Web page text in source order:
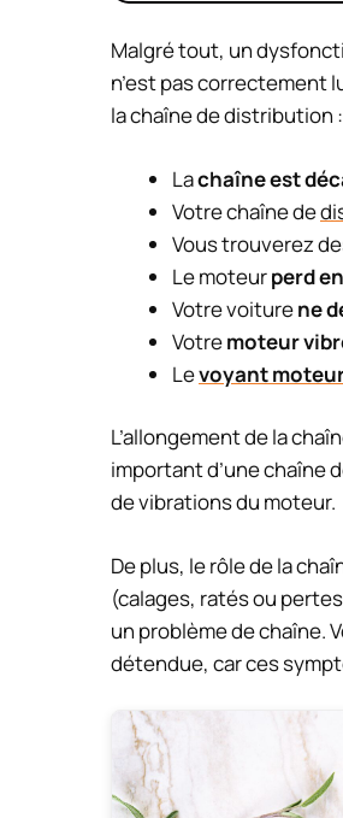
Malgré tout, un
n’est pas correctement
la chaîne de distribution :
Lachaîne est
Votre chaîne de
Vous trouverez
Le moteurperd
Votre voiturene
Votremoteur
Levoyant
L’allongement de la
important d’une chaîne
de vibrations du moteur.
De plus, le rôle de la
(calages, ratés ou
un problème de chaîne.
détendue, car ces